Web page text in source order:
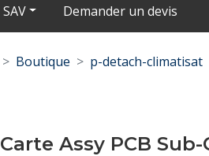
SAV Demander un devis
Boutique p-detach-climatisat
Carte Assy PCB